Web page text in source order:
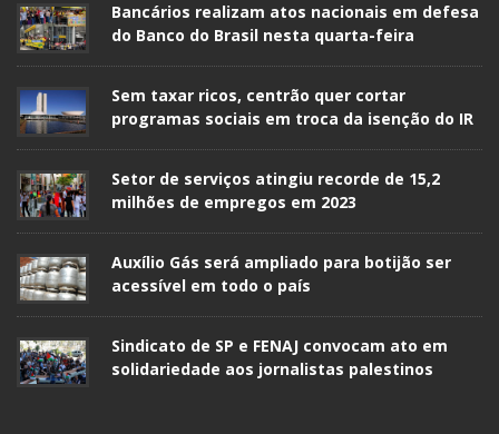
Bancários realizam atos nacionais em defesa
do Banco do Brasil nesta quarta-feira
Sem taxar ricos, centrão quer cortar
programas sociais em troca da isenção do IR
Setor de serviços atingiu recorde de 15,2
milhões de empregos em 2023
Auxílio Gás será ampliado para botijão ser
acessível em todo o país
Sindicato de SP e FENAJ convocam ato em
solidariedade aos jornalistas palestinos